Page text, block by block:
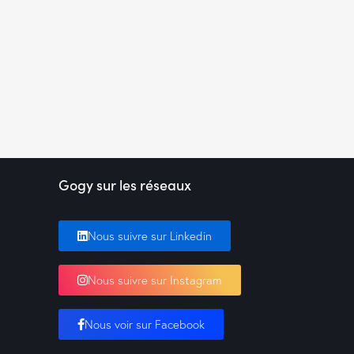
Gogy sur les réseaux
Nous suivre sur Linkedin
Nous suivre sur Instagram
Nous voir sur Facebook